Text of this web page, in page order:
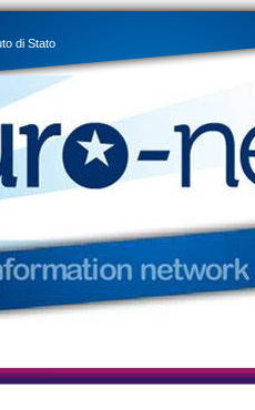
di Stato